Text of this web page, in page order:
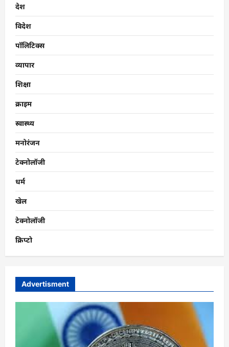
देश
विदेश
पॉलिटिक्स
व्यापार
शिक्षा
क्राइम
स्वास्थ्य
मनोरंजन
टेक्नोलॉजी
धर्म
खेल
टेक्नोलॉजी
क्रिप्टो
Advertisment